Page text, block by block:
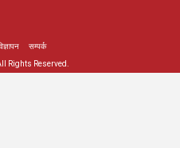
सम्पर्क
Rights Reserved.